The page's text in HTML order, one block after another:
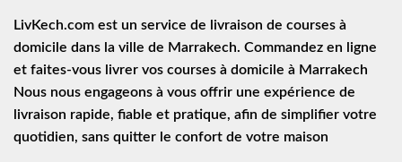
LivKech.com est un service de
livraison de courses à
domicile dans la ville de Marrakech. Commandez en ligne
et faites-vous livrer vos courses à domicile à Marrakech
Nous nous engageons à vous offrir une expérience de
livraison rapide, fiable et pratique, afin de simplifier votre
quotidien, sans quitter le confort de votre maison